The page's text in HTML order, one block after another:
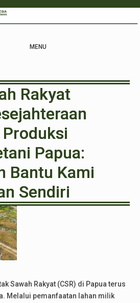
MENU
Rakyat
Papua:
Bantu Kami
Sendiri
Sawah Rakyat (CSR) di Papua terus
Melalui pemanfaatan lahan milik